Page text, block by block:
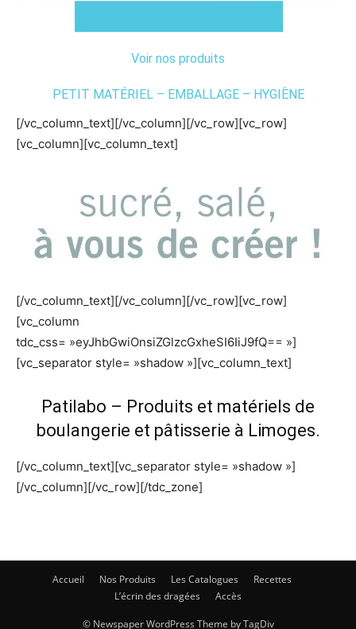
Voir nos produits
PETIT MATÉRIEL – EMBALLAGE – HYGIÈNE
[/vc_column_text][/vc_column][/vc_row][vc_row]
[vc_column][vc_column_text]
[/vc_column_text][/vc_column][/vc_row][vc_row]
[vc_column
tdc_css= »eyJhbGwiOnsiZGlzcGxheSI6IiJ9fQ== »]
[vc_separator style= »shadow »][vc_column_text]
Patilabo – Produits et matériels de
boulangerie et pâtisserie à Limoges.
[/vc_column_text][vc_separator style= »shadow »]
[/vc_column][/vc_row][/tdc_zone]
Accueil Nos Produits Les Catalogues
Recettes
L’écrin des dragées
Accès
© Newspaper WordPress Theme by TagDiv